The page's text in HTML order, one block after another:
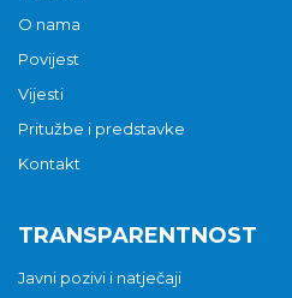
O nama
Povijest
Vijesti
Pritužbe i predstavke
Kontakt
TRANSPARENTNOST
Javni pozivi i natječaji